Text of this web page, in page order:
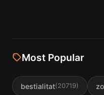
Most Popular
bestialitat(20719)